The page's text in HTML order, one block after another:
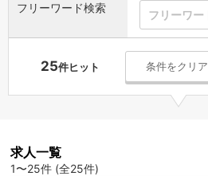
フリーワード検索
25件ヒット 条件をクリア
求人一覧
1〜25件 (全25件)